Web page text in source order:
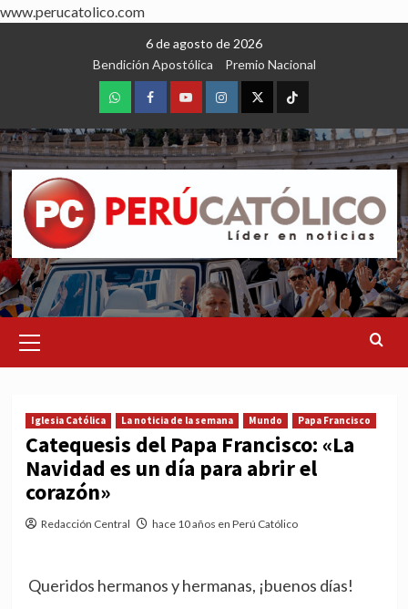
www.perucatolico.com
6 de agosto de 2026
Bendición Apostólica
Premio Nacional
WhatsAppFacebookYoutubeInstagram
X TikTok
Menu
Iglesia Católica La noticia de la semana Mundo Papa Francisco
Catequesis del Papa Francisco: «La
Navidad es un día para abrir el
corazón»
Redacción Central hace 10 años en Perú Católico
Queridos hermanos y hermanas, ¡buenos días!